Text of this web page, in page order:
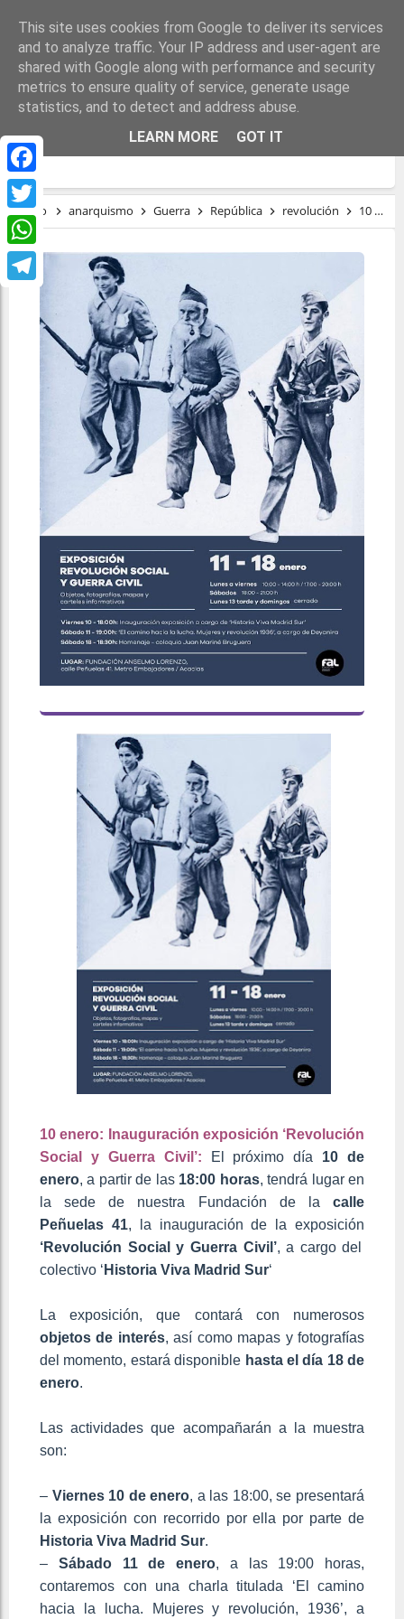
Facebook
Twitter
WhatsApp
10 ENERO: INAUGURACIÓN EXPOSICIÓN
‘REVOLUCIÓN SOCIAL Y GUERRA CIVIL’
Inicio anarquismo Guerra República revolución 10 enero: Inauguración exposición ‘Revolución Social y Guerra Civil’
10 enero: Inauguración exposición ‘Revolución
Social y Guerra Civil’: El próximo día 10 de
enero, a partir de las 18:00 horas, tendrá lugar en
la sede de nuestra Fundación de la calle
Peñuelas 41, la inauguración de la exposición
‘Revolución Social y Guerra Civil’, a cargo del
colectivo ‘ Historia Viva Madrid Sur‘
La exposición, que contará con numerosos
objetos de interés, así como mapas y fotografías
del momento, estará disponible hasta el día 18 de
enero.
Las actividades que acompañarán a la muestra
son:
– Viernes 10 de enero, a las 18:00, se presentará
la exposición con recorrido por ella por parte de
Historia Viva Madrid Sur.
– Sábado 11 de enero, a las 19:00 horas,
contaremos con una charla titulada ‘El camino
hacia la lucha. Mujeres y revolución, 1936’, a
This site uses cookies from Google to deliver its services
and to analyze traffic. Your IP address and user-agent are
shared with Google along with performance and security
metrics to ensure quality of service, generate usage
statistics, and to detect and address abuse.
LEARN MORE
GOT IT